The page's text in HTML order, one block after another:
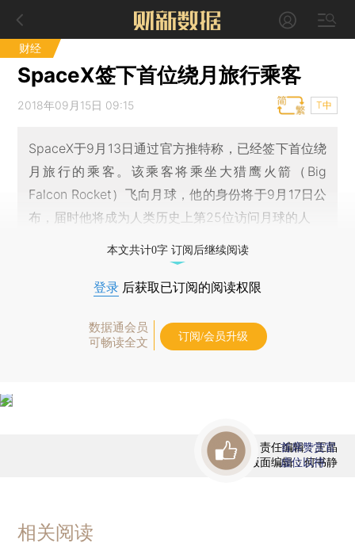
财经
SpaceX签下首位绕月旅行乘客
2018年09月15日 09:15 T中
SpaceX于9月13日通过官方推特称，已经签下首位绕
月旅行的乘客。该乘客将乘坐大猎鹰火箭（Big
Falcon Rocket）飞向月球，他的身份将于9月17日公
布，届时他将成为人类历史上第25位访问月球的人
本文共计0字 订阅后继续阅读
登录 后获取已订阅的阅读权限
数据通会员
可畅读全文
订阅/会员升级
责任编辑：王晶
版面编辑：何书静
首席赞赏官
虚位以待
相关阅读